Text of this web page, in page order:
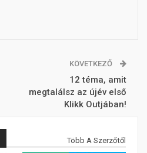
KÖVETKEZŐ
12 téma, amit
megtalálsz az újév első
Klikk Outjában!
Több A Szerzőtől